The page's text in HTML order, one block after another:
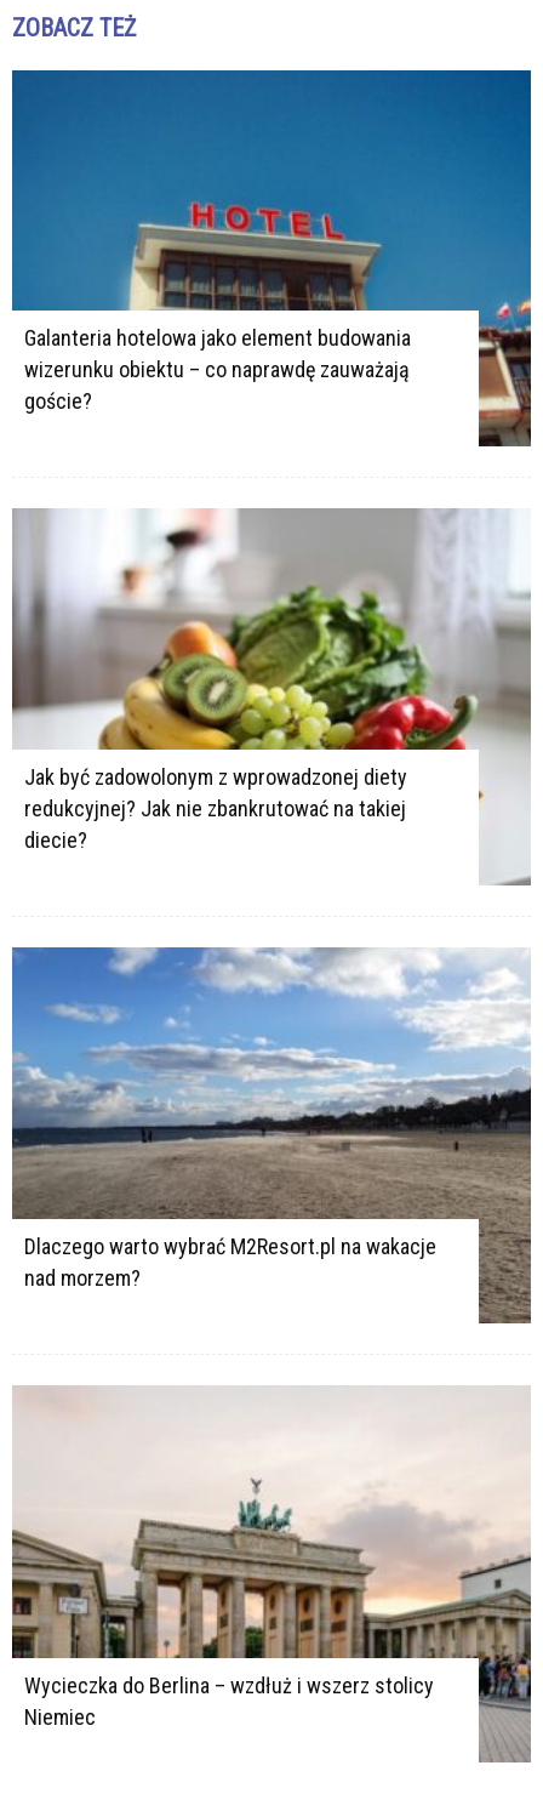
ZOBACZ TEŻ
Galanteria hotelowa jako element budowania
wizerunku obiektu – co naprawdę zauważają
goście?
Jak być zadowolonym z wprowadzonej diety
redukcyjnej? Jak nie zbankrutować na takiej
diecie?
Dlaczego warto wybrać M2Resort.pl na wakacje
nad morzem?
Wycieczka do Berlina – wzdłuż i wszerz stolicy
Niemiec